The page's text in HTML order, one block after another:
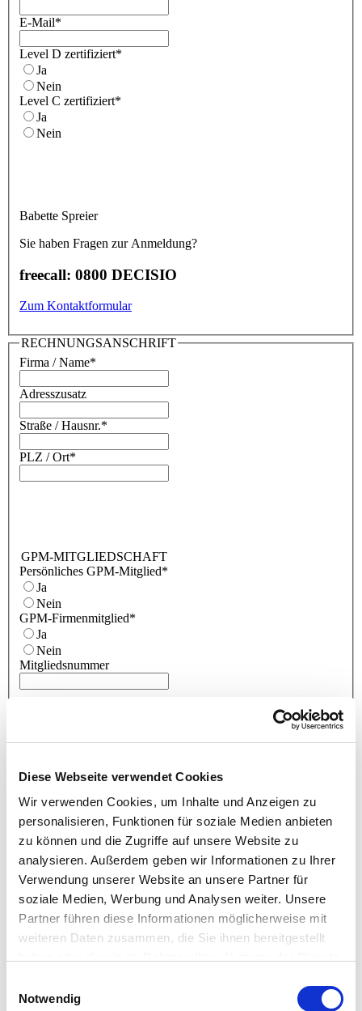
Diese Webseite verwendet Cookies
Wir verwenden Cookies, um Inhalte und Anzeigen zu
personalisieren, Funktionen für soziale Medien anbieten
zu können und die Zugriffe auf unsere Website zu
analysieren. Außerdem geben wir Informationen zu Ihrer
Verwendung unserer Website an unsere Partner für
soziale Medien, Werbung und Analysen weiter. Unsere
Partner führen diese Informationen möglicherweise mit
weiteren Daten zusammen, die Sie ihnen bereitgestellt
Notwendig
E-Mail*
Level D zertifiziert*
Ja
Nein
Level C zertifiziert*
Ja
Nein
Babette Spreier
Sie haben Fragen zur Anmeldung?
freecall: 0800 DECISIO
Zum Kontaktformular
RECHNUNGSANSCHRIFT
Firma / Name*
Adresszusatz
Straße / Hausnr.*
PLZ / Ort*
GPM-MITGLIEDSCHAFT
Persönliches GPM-Mitglied*
Ja
Nein
GPM-Firmenmitglied*
Ja
Nein
Mitgliedsnummer
der D-Themen für 1.450,- Euro.
Buchung Intensivtag
*
Nein
Ich bestelle zusätzlich das Buch PM4 in der 2-bändigen Print-
Version für 83,- Euro inkl. Versandkosten.
Bestellung PM4 Print
Ja
Nein
Konditionen
Der Level B Kurs beinhaltet: 6 Seminartage, Beratung zu den
Qualitätssicherung des Reports B, Seminarskript, Blöcke,
Stifte, Fotoprotokolle, Übungsmaterial, Warm- und